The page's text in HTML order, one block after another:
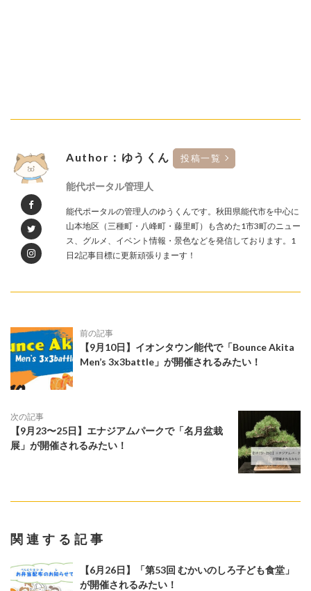
Author：ゆうくん 投稿一覧
能代ポータル管理人
能代ポータルの管理人のゆうくんです。秋田県能代市を中心に
山本地区（三種町・八峰町・藤里町）も含めた1市3町のニュー
ス、グルメ、イベント情報・景色などを発信しております。1
日2記事目標に更新頑張りまーす！
前の記事
【9月10日】イオンタウン能代で「Bounce Akita
Men’s 3x3battle」が開催されるみたい！
次の記事
【9月23〜25日】エナジアムパークで「名月盆栽
展」が開催されるみたい！
関連する記事
【6月26日】「第53回 むかいのしろ子ども食堂」
が開催されるみたい！